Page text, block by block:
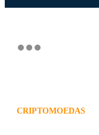
CRIPTOMOEDAS